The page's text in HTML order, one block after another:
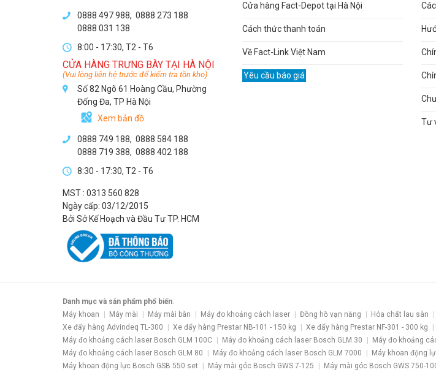
0888 497 988, 0888 273 188
0888 031 138
8:00 - 17:30, T2 - T6
CỬA HÀNG TRƯNG BÀY TẠI HÀ NỘI
(Vui lòng liên hệ trước để kiểm tra tồn kho)
Số 82 Ngõ 61 Hoàng Cầu, Phường
Đống Đa, TP Hà Nội
Xem bản đồ
0888 749 188, 0888 584 188
0888 719 388, 0888 402 188
8:30 - 17:30, T2 - T6
MST : 0313 560 828
Ngày cấp: 03/12/2015
Bởi Sở Kế Hoạch và Đầu Tư TP. HCM
Cửa hàng Fact-Depot tại Hà Nội
Cách thức thanh toán
Về Fact-Link Việt Nam
Yêu cầu báo giá
Tư
Danh mục và sản phẩm phổ biến:
Máy khoan
Máy mài Máy mài bàn Máy đo khoảng cách laser Đồng hồ vạn năng Hóa chất lau sàn
Xe đẩy hàng Advindeq TL-300
Xe đẩy hàng Prestar NB-101 - 150 kg Xe đẩy hàng Prestar NF-301 - 300 kg
Máy đo khoảng cách laser Bosch GLM 100C
Máy đo khoảng cách laser Bosch GLM 30 Máy đo khoảng
Máy đo khoảng cách laser Bosch GLM 80
Máy đo khoảng cách laser Bosch GLM 7000 Máy khoan động
Máy khoan động lực Bosch GSB 550 set
Máy mài góc Bosch GWS 7-125 Máy mài góc Bosch GWS 750-